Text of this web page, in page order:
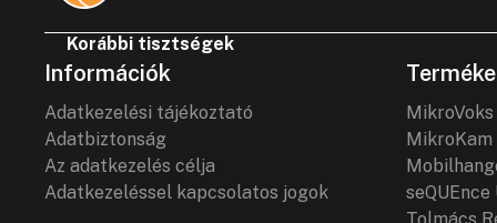
Korábbi tisztségek
Információk
Adatkezelési tájékoztató
Adatbiztonság
Az adatkezelés célja
Adatkezeléssel kapcsolatos jogok
MikroVoks
MikroKam